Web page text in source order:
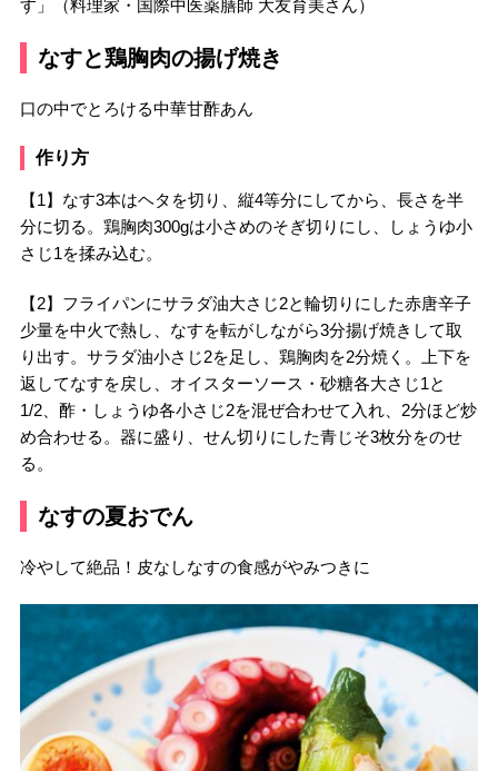
す」（料理家・国際中医薬膳師 大友育美さん）
なすと鶏胸肉の揚げ焼き
口の中でとろける中華甘酢あん
作り方
【1】なす3本はヘタを切り、縦4等分にしてから、長さを半
分に切る。鶏胸肉300gは小さめのそぎ切りにし、しょうゆ小
さじ1を揉み込む。
【2】フライパンにサラダ油大さじ2と輪切りにした赤唐辛子
少量を中火で熱し、なすを転がしながら3分揚げ焼きして取
り出す。サラダ油小さじ2を足し、鶏胸肉を2分焼く。上下を
返してなすを戻し、オイスターソース・砂糖各大さじ1と
1/2、酢・しょうゆ各小さじ2を混ぜ合わせて入れ、2分ほど炒
め合わせる。器に盛り、せん切りにした青じそ3枚分をのせ
る。
なすの夏おでん
冷やして絶品！皮なしなすの食感がやみつきに